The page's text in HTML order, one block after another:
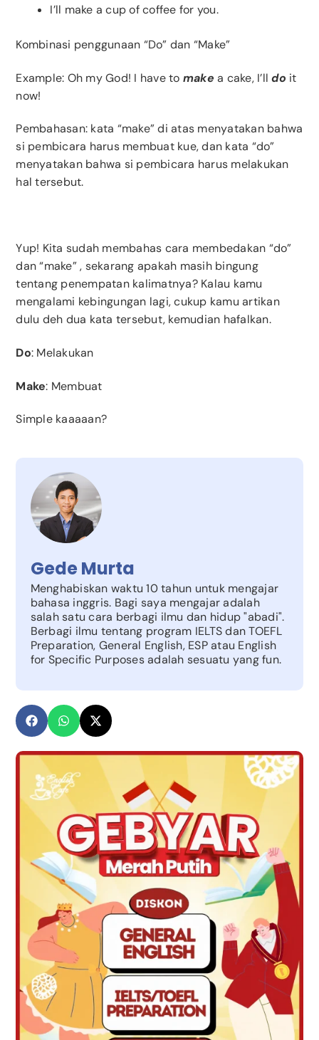
I’ll make a cup of coffee for you.
Kombinasi penggunaan “Do” dan “Make”
Example: Oh my God! I have to make a cake, I’lldo it
now!
Pembahasan: kata “make” di atas menyatakan bahwa
si pembicara harus membuat kue, dan kata “do”
menyatakan bahwa si pembicara harus melakukan
hal tersebut.
Yup! Kita sudah membahas cara membedakan “do”
dan “make” , sekarang apakah masih bingung
tentang penempatan kalimatnya? Kalau kamu
mengalami kebingungan lagi, cukup kamu artikan
dulu deh dua kata tersebut, kemudian hafalkan.
Do: Melakukan
Make: Membuat
Simple kaaaaan?
Gede Murta
Menghabiskan waktu 10 tahun untuk mengajar
bahasa inggris. Bagi saya mengajar adalah
salah satu cara berbagi ilmu dan hidup "abadi".
Berbagi ilmu tentang program IELTS dan TOEFL
Preparation, General English, ESP atau English
for Specific Purposes adalah sesuatu yang fun.